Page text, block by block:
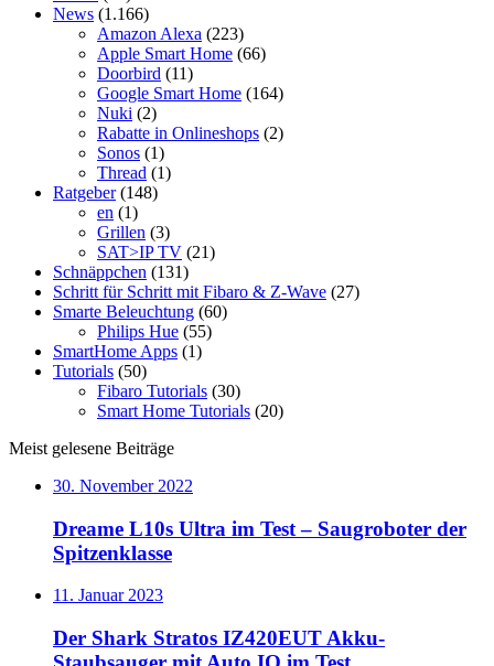
News (1.166)
Amazon Alexa (223)
Apple Smart Home (66)
Doorbird (11)
Google Smart Home (164)
Nuki (2)
Rabatte in Onlineshops (2)
Sonos (1)
Thread (1)
Ratgeber(148)
en (1)
Grillen (3)
SAT>IP TV (21)
Schnäppchen (131)
Schritt für Schritt mit Fibaro & Z-Wave (27)
Smarte Beleuchtung (60)
Philips Hue (55)
SmartHome Apps (1)
Tutorials (50)
Fibaro Tutorials (30)
Smart Home Tutorials (20)
Meist gelesene Beiträge
30. November 2022
Dreame L10s Ultra im Test – Saugroboter der
Spitzenklasse
11. Januar 2023
Der Shark Stratos IZ420EUT Akku-